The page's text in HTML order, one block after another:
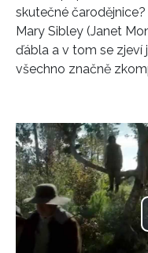
skutečné
Mary Sibley (Janet
ďábla a v tom se zjeví
všechno značně